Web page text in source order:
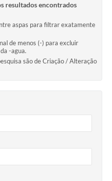
resultados encontrados
aspas para filtrar exatamente
de menos (-) para excluir
-agua.
são de Criação / Alteração